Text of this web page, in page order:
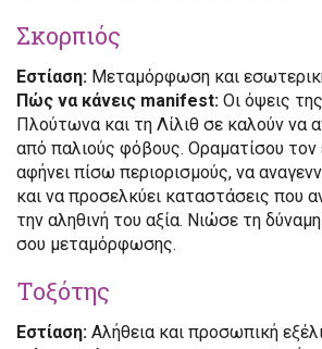
Σκορπιός
Εστίαση: Μεταμόρφωση και
Πώς να κάνεις manifest: Οι όψεις
Πλούτωνα και τη Λίλιθ σε καλούν να
από παλιούς φόβους. Οραματίσου τον
αφήνει πίσω περιορισμούς, να
και να προσελκύει καταστάσεις που
την αληθινή του αξία. Νιώσε τη
σου μεταμόρφωσης.
Τοξότης
Εστίαση: Αλήθεια και προσωπική